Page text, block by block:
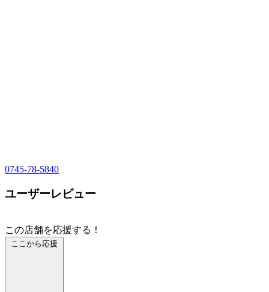
0745-78-5840
ユーザーレビュー
この店舗を応援する！
ここから応援